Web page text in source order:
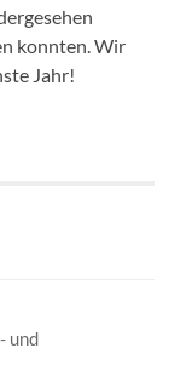
konnten. Wir
Jahr!
und